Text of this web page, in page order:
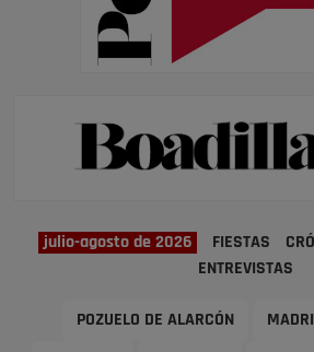
julio-agosto de 2026 FIESTAS
ENTREVISTAS
POZUELO DE ALARCÓN